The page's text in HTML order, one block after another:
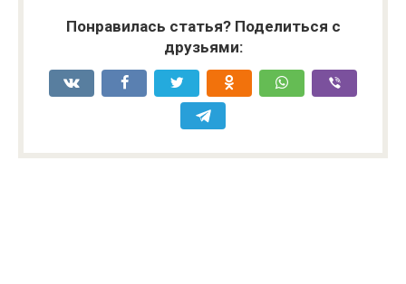
Понравилась статья? Поделиться с
друзьями: